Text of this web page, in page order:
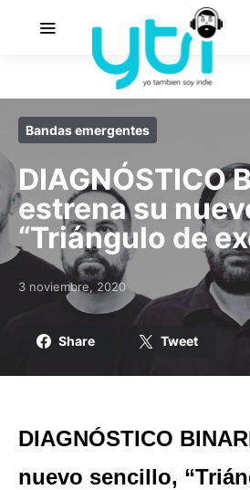
Bandas emergentes
DIAGNÓSTICO
estrena su
“Triángulo de
Posted on
3 noviembre, 2020
Share Tweet
DIAGNÓSTICO
nuevo sencillo,